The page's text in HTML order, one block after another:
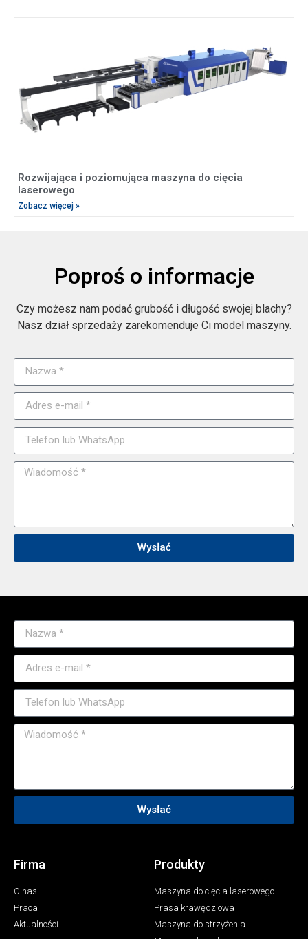
Rozwijająca i poziomująca maszyna do cięcia
laserowego
Zobacz więcej »
Poproś o informacje
Czy możesz nam podać grubość i długość swojej blachy?
Nasz dział sprzedaży zarekomenduje Ci model maszyny.
Wysłać
Wysłać
Firma
O nas
Praca
Aktualności
Produkty
Maszyna do cięcia laserowego
Prasa krawędziowa
Maszyna do strzyżenia